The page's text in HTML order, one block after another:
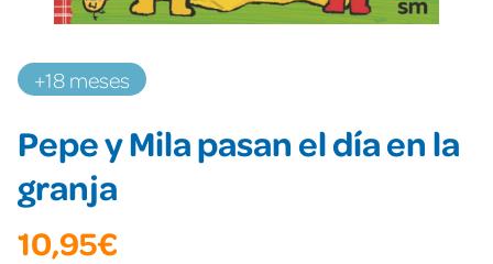
+18 meses
Pepe y Mila pasan el día en la
granja
10,95€